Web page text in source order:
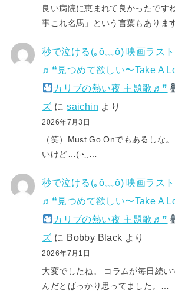
良い病院に恵まれて良かったです
事これ名馬」という言葉もありま
秒で泣ける(⁠｡⁠ŏ⁠﹏⁠ŏ⁠) 映画ラス
♬❝見つめて欲しい〜Take A
カリブの熱い夜 主題歌♬❞
ズ にsaichin より
2026年7月3日
（笑）Must Go Onでもあるしな
いけど…(⁠◔⁠‿⁠…
秒で泣ける(⁠｡⁠ŏ⁠﹏⁠ŏ⁠) 映画ラス
♬❝見つめて欲しい〜Take A
カリブの熱い夜 主題歌♬❞
ズ に Bobby Black より
2026年7月1日
大変でしたね。 コラムが毎日続い
んだとばっかり思ってました。…